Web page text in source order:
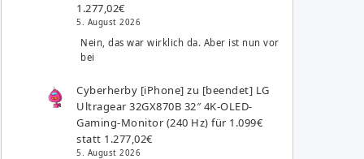
1.277,02€
5. August 2026
Nein, das war wirklich da. Aber ist nun vor
bei
Cyberherby [iPhone] zu [beendet] LG
Ultragear 32GX870B 32″ 4K-OLED-
Gaming-Monitor (240 Hz) für 1.099€
statt 1.277,02€
5. August 2026